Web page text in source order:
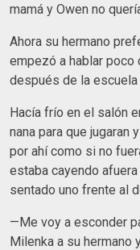
mamá y Owen no
Ahora su hermano
empezó a hablar poco
después de la escuela
Hacía frío en el salón
nana para que jugaran
por ahí como si no
estaba cayendo
sentado uno frente al
—Me voy a esconder
Milenka a su hermano